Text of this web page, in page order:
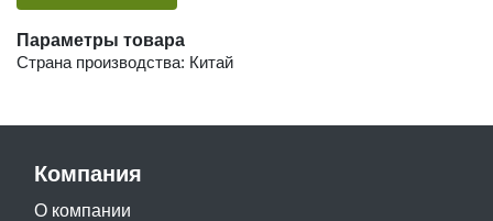
Параметры товара
Страна производства: Китай
Компания
О компании